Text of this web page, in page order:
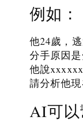
例如：
他24歲，
分手原因
他說
請分析他現
AI可以